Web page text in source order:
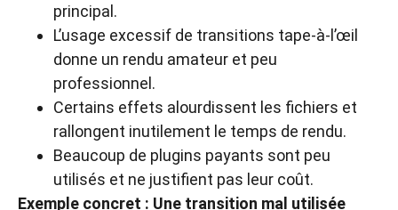
principal.
L’usage excessif de transitions tape-à-l’œil
donne un rendu amateur et peu
professionnel.
Certains effets alourdissent les fichiers et
rallongent inutilement le temps de rendu.
Beaucoup de plugins payants sont peu
utilisés et ne justifient pas leur coût.
Exemple concret : Une transition mal utilisée